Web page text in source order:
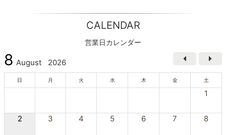
CALENDAR
営業日カレンダー
8 August 2026
日 月 火 水 木 金 土
1
2 3 4 5 6 7 8